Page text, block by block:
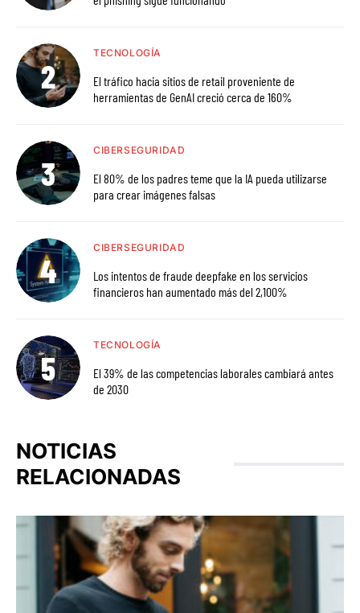
TECNOLOGÍA
El tráfico hacia sitios de retail proveniente de
herramientas de GenAI creció cerca de 160%
CIBERSEGURIDAD
El 80% de los padres teme que la IA pueda utilizarse
para crear imágenes falsas
CIBERSEGURIDAD
Los intentos de fraude deepfake en los servicios
financieros han aumentado más del 2,100%
TECNOLOGÍA
El 39% de las competencias laborales cambiará antes
de 2030
NOTICIAS
RELACIONADAS